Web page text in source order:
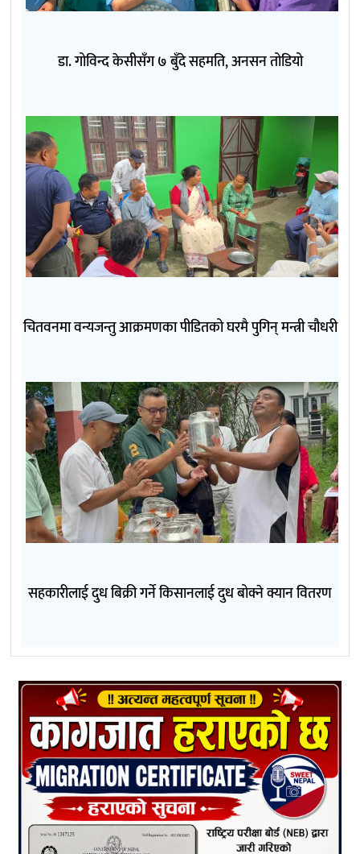
डा. गोविन्द केसीसँग ७ बुँदे सहमति, अनसन तोडियो
चितवनमा वन्यजन्तु आक्रमणका पीडितको घरमै पुगिन् मन्त्री चौधरी
सहकारीलाई दुध बिक्री गर्ने किसानलाई दुध बोक्ने क्यान वितरण